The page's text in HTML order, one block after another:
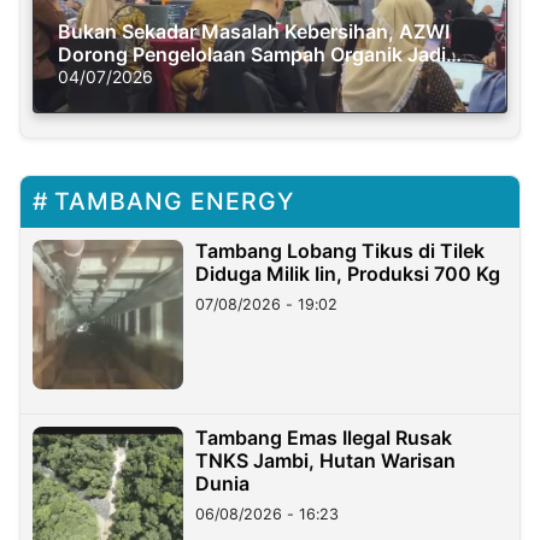
Bukan Sekadar Masalah Kebersihan, AZWI
Dorong Pengelolaan Sampah Organik Jadi
Solusi Krisis Iklim
04/07/2026
TAMBANG ENERGY
Tambang Lobang Tikus di Tilek
Diduga Milik Iin, Produksi 700 Kg
07/08/2026 - 19:02
Tambang Emas Ilegal Rusak
TNKS Jambi, Hutan Warisan
Dunia
06/08/2026 - 16:23